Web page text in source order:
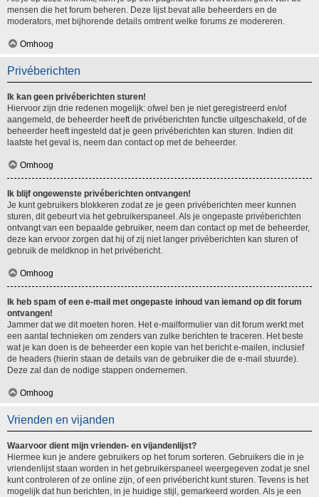
mensen die het forum beheren. Deze lijst bevat alle beheerders en de
moderators, met bijhorende details omtrent welke forums ze modereren.
Omhoog
Privéberichten
Ik kan geen privéberichten sturen!
Hiervoor zijn drie redenen mogelijk: ofwel ben je niet geregistreerd en/of
aangemeld, de beheerder heeft de privéberichten functie uitgeschakeld, of de
beheerder heeft ingesteld dat je geen privéberichten kan sturen. Indien dit
laatste het geval is, neem dan contact op met de beheerder.
Omhoog
Ik blijf ongewenste privéberichten ontvangen!
Je kunt gebruikers blokkeren zodat ze je geen privéberichten meer kunnen
sturen, dit gebeurt via het gebruikerspaneel. Als je ongepaste privéberichten
ontvangt van een bepaalde gebruiker, neem dan contact op met de beheerder,
deze kan ervoor zorgen dat hij of zij niet langer privéberichten kan sturen of
gebruik de meldknop in het privébericht.
Omhoog
Ik heb spam of een e-mail met ongepaste inhoud van iemand op dit forum
ontvangen!
Jammer dat we dit moeten horen. Het e-mailformulier van dit forum werkt met
een aantal technieken om zenders van zulke berichten te traceren. Het beste
wat je kan doen is de beheerder een kopie van het bericht e-mailen, inclusief
de headers (hierin staan de details van de gebruiker die de e-mail stuurde).
Deze zal dan de nodige stappen ondernemen.
Omhoog
Vrienden en vijanden
Waarvoor dient mijn vrienden- en vijandenlijst?
Hiermee kun je andere gebruikers op het forum sorteren. Gebruikers die in je
vriendenlijst staan worden in het gebruikerspaneel weergegeven zodat je snel
kunt controleren of ze online zijn, of een privébericht kunt sturen. Tevens is het
mogelijk dat hun berichten, in je huidige stijl, gemarkeerd worden. Als je een